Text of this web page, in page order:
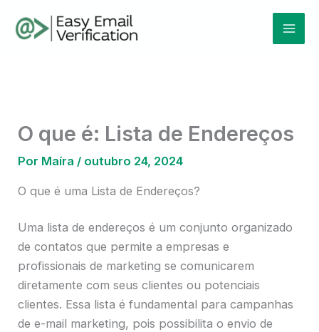
para
O que é: Lista de Endereços
Por Maíra / outubro 24, 2024
O que é uma Lista de Endereços?
Uma lista de endereços é um conjunto organizado
de contatos que permite a empresas e
profissionais de marketing se comunicarem
diretamente com seus clientes ou potenciais
clientes. Essa lista é fundamental para campanhas
de e-mail marketing, pois possibilita o envio de